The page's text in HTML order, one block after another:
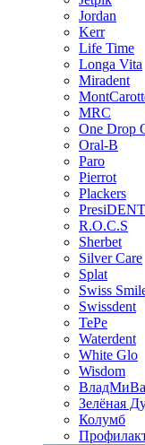
Jordan
Kerr
Life Time
Longa Vita
Miradent
MRC
One Drop
Oral-B
Paro
Pierrot
Plackers
PresiDENT
R.O.C.S
Sherbet
Silver Care
Splat
Swiss
Swissdent
TePe
Waterdent
White Glo
Wisdom
ВладМиВа
Зелёная
Колумб